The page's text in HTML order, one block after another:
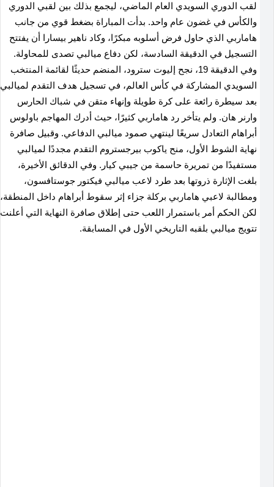
لقب الدوري السويدي العام الماضي، ليجمع بذلك بين لقبي الدوري
والكأس في غضون عام واحد. بدأت المباراة بضغط قوي من جانب
هاماربي الذي حاول فرض أسلوبه مبكرًا، وكاد ناهير بيسارا أن يفتتح
التسجيل في الدقيقة السادسة، لكن دفاع ميالبي تصدى للمحاولة.
وفي الدقيقة 19، نجح إليوت سترود، المنضم حديثًا لقائمة المنتخب
السويدي المشاركة في كأس العالم، في تسجيل هدف التقدم لميالبي
بعد سيطرة رائعة على كرة طويلة وإنهاء متقن في شباك الحارس
وارنر هان. ولم يتأخر رد هاماربي كثيرًا، حيث أدرك المهاجم باولوس
أبراهام التعادل سريعًا لينتهي صمود ميالبي الدفاعي. وقبيل صافرة
نهاية الشوط الأول، منح ياكوب بيرجستروم التقدم مجددًا لميالبي
مستفيدًا من تمريرة حاسمة من جيبي كيار. وفي الدقائق الأخيرة،
بلغت الإثارة ذروتها بعد طرد لاعب ميالبي فيكتور جوستافسون،
ومطالبة لاعبي هاماربي بركلة جزاء إثر سقوط أبراهام داخل المنطقة،
لكن الحكم أمر باستمرار اللعب حتى إطلاق صافرة النهاية التي أعلنت
تتويج ميالبي بلقبه التاريخي الأول في المسابقة.